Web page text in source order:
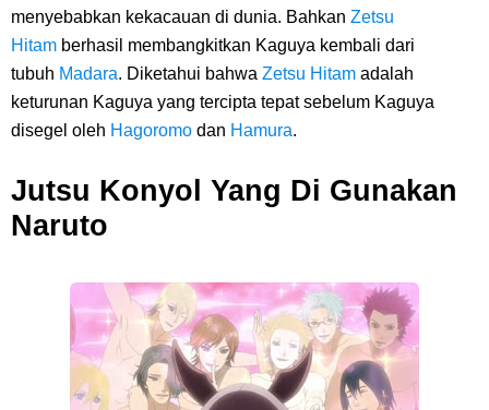
menyebabkan kekacauan di dunia. Bahkan Zetsu
Hitam berhasil membangkitkan Kaguya kembali dari
tubuh Madara. Diketahui bahwa Zetsu Hitam adalah
keturunan Kaguya yang tercipta tepat sebelum Kaguya
disegel oleh Hagoromo dan Hamura.
Jutsu Konyol Yang Di Gunakan
Naruto